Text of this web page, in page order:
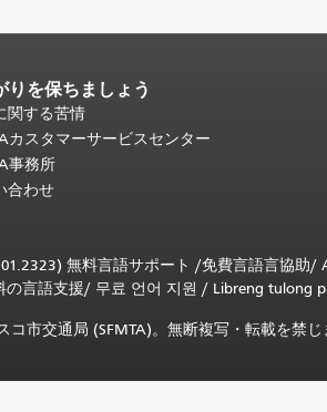
りを保ちましょう
関する苦情
カスタマーサービスセンター
事務所
合わせ
無料言語サポート /免費言語言協助/
の言語支援/ 무료 언어 지원 / Libreng tulong
市交通局 (SFMTA)。無断複写・転載を禁じ